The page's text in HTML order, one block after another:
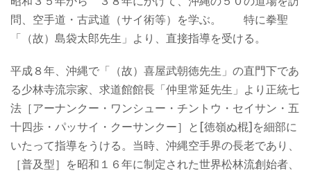
問、空手道・古武道（サイ術等）を学ぶ。 特に拳聖
「（故）島袋太郎先生」より、直接指導を受ける。
平成８年、沖縄で「（故）喜屋武朝徳先生」の直門下であ
る少林寺流宗家、求道館館長「仲里常延先生」より正統七
法［アーナンクー・ワンシュー・チントウ・セイサン・五
十四歩・パッサイ・クーサンクー］と[徳嶺ぬ棍]を細部に
いたって指導をうける。当時、沖縄空手界の長老であり、
［普及型］を昭和１６年に制定された世界松林流創始者、